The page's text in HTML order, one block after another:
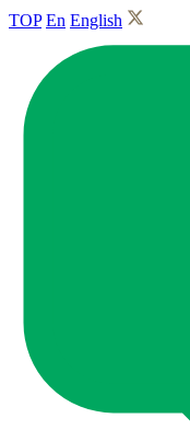
TOP En English